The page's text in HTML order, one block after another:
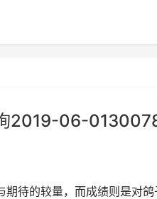
2019-06-
待的较量，而成绩则是对